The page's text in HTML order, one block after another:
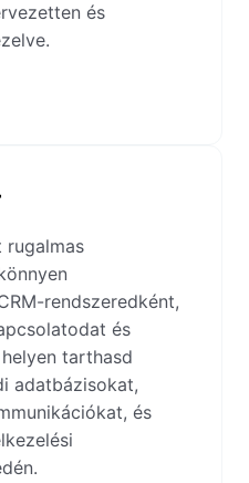
és
rugalmas
rendszeredként,
és
tarthasd
adatbázisokat,
és